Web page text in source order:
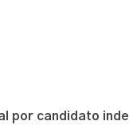
por candidato